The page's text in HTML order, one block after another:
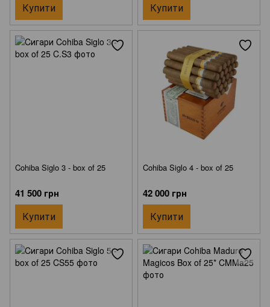
Купити Купити
Cohiba Siglo 3 - box of 25
41 500 грн
Купити
Cohiba Siglo 4 - box of 25
42 000 грн
Купити